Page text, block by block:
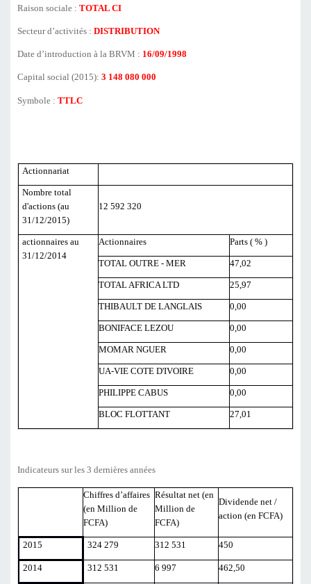
Raison sociale : TOTAL CI
Secteur d’activités : DISTRIBUTION
Date d’introduction à la BRVM : 16/09/1998
Capital social (2015): 3 148 080 000
Symbole : TTLC
Actionnariat
Nombre total
d'actions (au
31/12/2015)
12 592 320
actionnaires au
31/12/2014
Actionnaires Parts ( % )
TOTAL OUTRE - MER 47,02
TOTAL AFRICA LTD 25,97
THIBAULT DE LANGLAIS 0,00
BONIFACE LEZOU 0,00
MOMAR NGUER 0,00
UA-VIE COTE D'IVOIRE 0,00
PHILIPPE CABUS 0,00
BLOC FLOTTANT 27,01
Indicateurs sur les 3 dernières années
Chiffres d’affaires
(en Million de
FCFA)
Résultat net (en
Million de
FCFA)
Dividende net /
action (en FCFA)
2015 324 279 312 531 450
2014 312 531 6 997 462,50